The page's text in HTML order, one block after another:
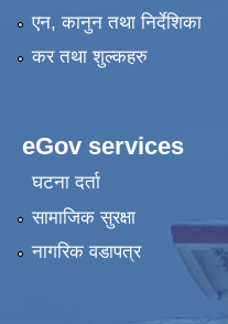
एन, कानुन तथा निर्देशिका
कर तथा शुल्कहरु
eGov services
घटना दर्ता
सामाजिक सुरक्षा
नागरिक वडापत्र